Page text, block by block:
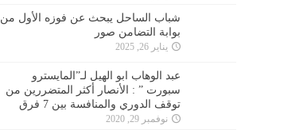
شباب الساحل يبحث عن فوزه الأول من
بوابة التضامن صور
يناير 26, 2025
عبد الوهاب ابو الهيل لـ”المايسترو
سبورت ” : الأنصار أكثر المتضررين من
توقف الدوري والمنافسة بين 7 فرق
نوفمبر 29, 2020